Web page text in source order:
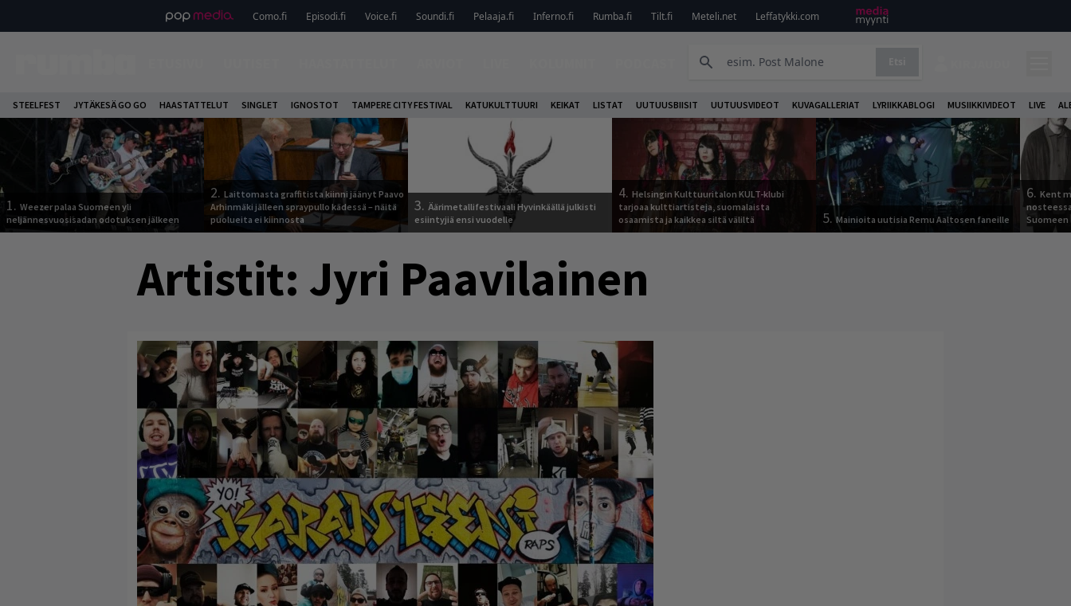
Como.fi Episodi.fi Voice.fi Soundi.fi Pelaaja.fi Inferno.fi Rumba.fi Tilt.fi Meteli.net Leffatykki.com
STEELFEST JYTÄKESÄ GO GO HAASTATTELUT SINGLET IGNOSTOT TAMPERE CITY FESTIVAL KATUKULTTUURI KEIKAT LISTAT UUTUUSBIISIT UUTUUSVIDEOT KUVAGALLERIAT LYRIIKKABLOGI MUSIIKKIVIDEOT LIVE
1. Weezer palaa Suomeen yli
neljännesvuosisadan odotuksen jälkeen
2. Laittomasta graffitista kiinni jäänyt Paavo
Arhinmäki jälleen spraypullo kädessä – näitä
puolueita ei kiinnosta
3. Äärimetallifestivaali Hyvinkäällä julkisti
esiintyjiä ensi vuodelle
4. Helsingin Kulttuuritalon KULT-klubi
tarjoaa kulttiartisteja, suomalaista
osaamista ja kaikkea siltä väliltä
5.Mainioita uutisia Remu Aaltosen faneille
6. Kent
Suomeen
Artistit: Jyri Paavilainen